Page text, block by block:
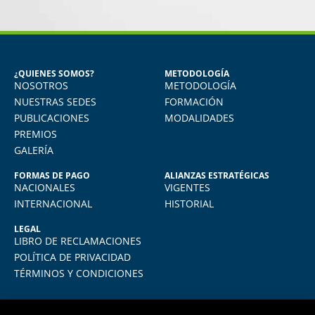
GÓNGORA
Vivo en Arequipa y llevé el diploma con
total comodidad desde mi casa. La
y muy amigable. La enseñanza virtual es
¿QUIENES SOMOS?
NOSOTROS
NUESTRAS SEDES
PUBLICACIONES
PREMIOS
GALERÍA
METODOLOGÍA
METODOLOGÍA
FORMACIÓN
MODALIDADES
FORMAS DE PAGO
NACIONALES
INTERNACIONAL
ALIANZAS ESTRATÉGICAS
VIGENTES
HISTORIAL
LEGAL
LIBRO DE RECLAMACIONES
POLÍTICA DE PRIVACIDAD
TÉRMINOS Y CONDICIONES